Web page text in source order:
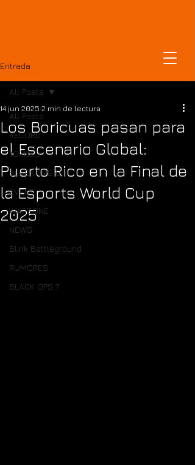
Entrada
All Posts
RECORD
TORNEO
BLACK OPS 6
EVENT
WARZONE
NEWS
Blink Battleground
RUMORES
BLACK OPS 7
All Posts
Los Boricuas pasan para
el Escenario Global:
Puerto Rico en la Final de
la Esports World Cup
2025
14 jun 2025 2 min de lectura